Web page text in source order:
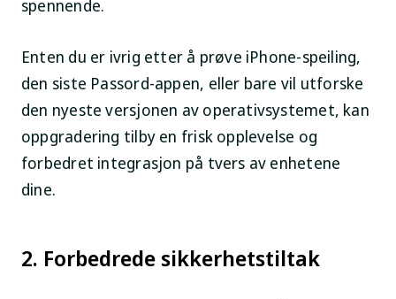
spennende.
Enten du er ivrig etter å prøve iPhone-speiling,
den siste Passord-appen, eller bare vil utforske
den nyeste versjonen av operativsystemet, kan
oppgradering tilby en frisk opplevelse og
forbedret integrasjon på tvers av enhetene
dine.
2. Forbedrede sikkerhetstiltak